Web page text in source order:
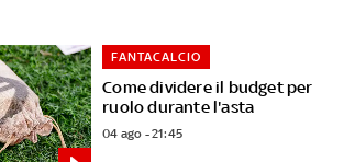
Come dividere il budget per
ruolo durante l'asta
FANTACALCIO
04 ago - 21:45